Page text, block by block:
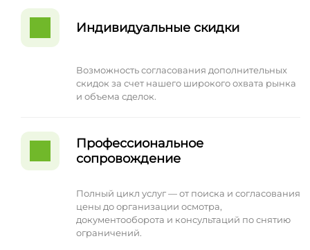
Индивидуальные скидки
Возможность согласования дополнительных
скидок за счет нашего широкого охвата рынка
и объема сделок.
Профессиональное
сопровождение
Полный цикл услуг — от поиска и согласования
цены до организации осмотра,
документооборота и консультаций по снятию
ограничений.